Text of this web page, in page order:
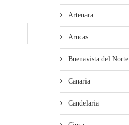
Artenara
Arucas
Buenavista del Norte
Canaria
Candelaria